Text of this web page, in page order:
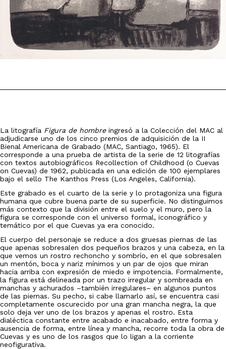
La litografía Figura de hombreingresó a la Colección del MAC al
adjudicarse uno de los cinco premios de adquisición de la II
Bienal Americana de Grabado (MAC, Santiago, 1965). El
corresponde a una prueba de artista de la serie de 12 litografías
con textos autobiográficos Recollection of Childhood (o Cuevas
on Cuevas) de 1962, publicada en una edición de 100 ejemplares
bajo el sello The Kanthos Press (Los Angeles, California).
Este grabado es el cuarto de la serie y lo protagoniza una figura
humana que cubre buena parte de su superficie. No distinguimos
más contexto que la división entre el suelo y el muro, pero la
figura se corresponde con el universo formal, iconográfico y
temático por el que Cuevas ya era conocido.
El cuerpo del personaje se reduce a dos gruesas piernas de las
que apenas sobresalen dos pequeños brazos y una cabeza, en la
que vemos un rostro rechoncho y sombrío, en el que sobresalen
un mentón, boca y nariz mínimos y un par de ojos que miran
hacia arriba con expresión de miedo e impotencia. Formalmente,
la figura está delineada por un trazo irregular y sombreada en
manchas y achurados –también irregulares– en algunos puntos
de las piernas. Su pecho, si cabe llamarlo así, se encuentra casi
completamente oscurecido por una gran mancha negra, la que
solo deja ver uno de los brazos y apenas el rostro. Esta
dialéctica constante entre acabado e inacabado, entre forma y
ausencia de forma, entre línea y mancha, recorre toda la obra de
Cuevas y es uno de los rasgos que lo ligan a la corriente
neofigurativa.